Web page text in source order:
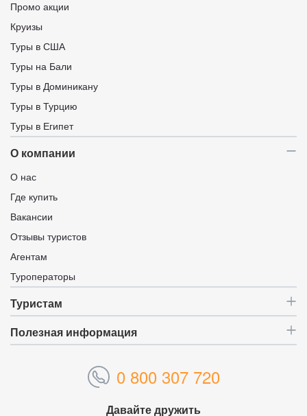
Промо акции
Круизы
Туры в США
Туры на Бали
Туры в Доминикану
Туры в Турцию
Туры в Египет
О компании
О нас
Где купить
Вакансии
Отзывы туристов
Агентам
Туроператоры
Туристам
Полезная информация
0 800 307 720
Давайте дружить